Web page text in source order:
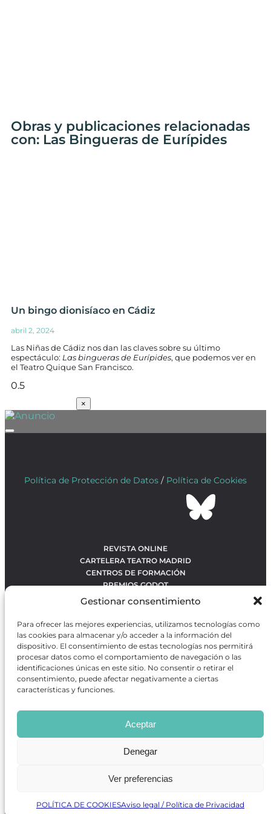
Gestionar consentimiento
Para ofrecer las mejores experiencias, utilizamos tecnologías como
las cookies para almacenar y/o acceder a la información del
dispositivo. El consentimiento de estas tecnologías nos permitirá
procesar datos como el comportamiento de navegación o las
identificaciones únicas en este sitio. No consentir o retirar el
consentimiento, puede afectar negativamente a ciertas
características y funciones.
Aceptar
Denegar
Ver preferencias
POLÍTICA DE COOKIESAviso legal / Política de Privacidad
Obras y publicaciones relacionadas
con: Las Bingueras de Eurípides
Un bingo dionisíaco en Cádiz
abril 2, 2024
Las Niñas de Cádiz nos dan las claves sobre su último
espectáculo: Las bingueras de Eurípides, que podemos ver en
el Teatro Quique San Francisco.
×
Política de Protección de Datos / Política de Cookies
REVISTA ONLINE
CARTELERA TEATRO MADRID
CENTROS DE FORMACIÓN
PREMIOS GODOT
CONTACTO
OBRAS MÁS VOTADAS
RANKING MEJORES OBRAS
BÚSQUEDA AVANZADA DE OBRAS
Revista GODOTes una revista independiente especializada
en información sobre artes escénicas de Madrid, gratuita y
que se distribuye en espacios escénicos, además de otros
puntos de interés turístico y de ocio de la capital.
Desarrollado por Precise Future